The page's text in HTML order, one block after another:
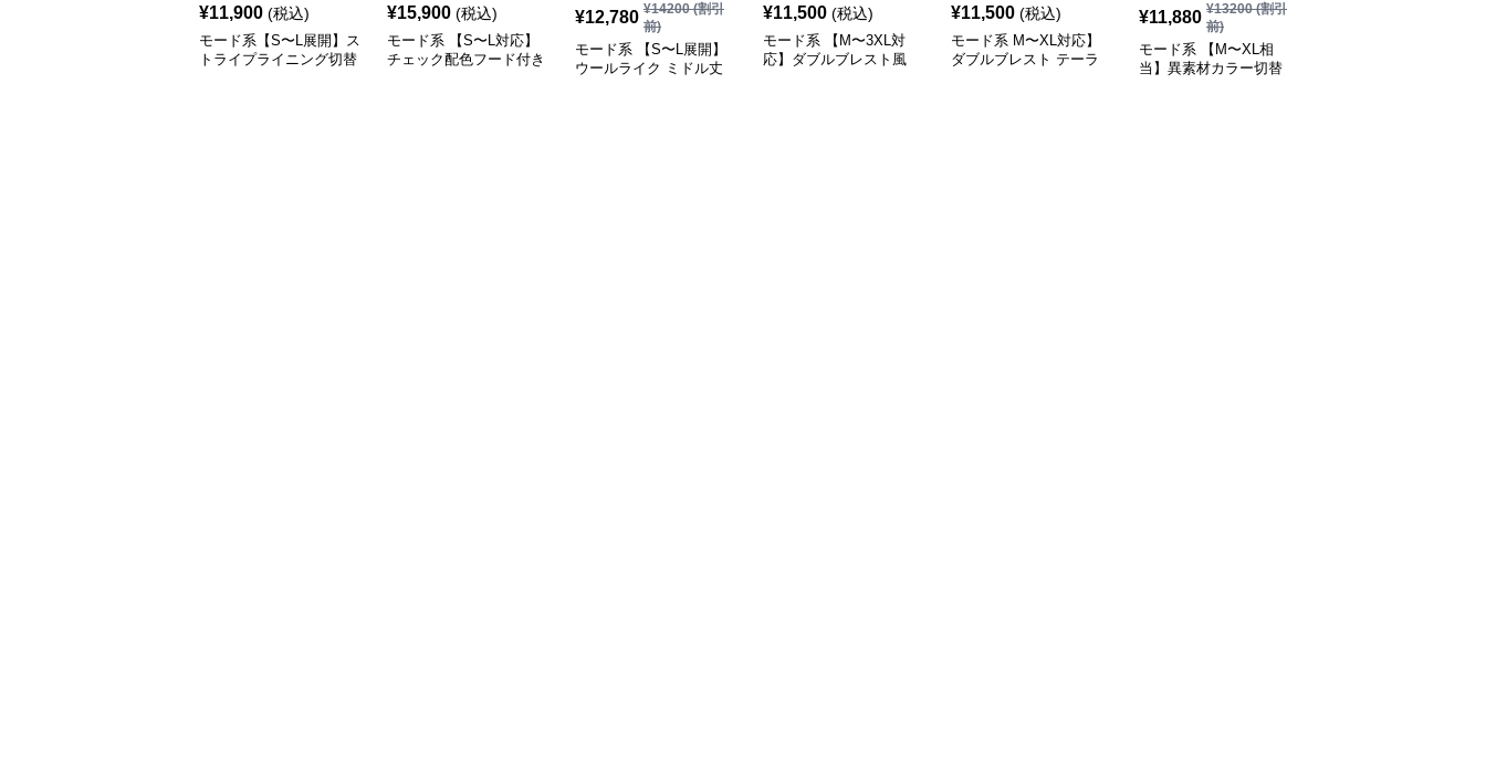
¥11,900 (税込)
モード系【S〜L展開】ス
トライプライニング切替
¥15,900 (税込)
モード系 【S〜L対応】
チェック配色フード付き
¥12,780 ¥14200(割引
前)
モード系 【S〜L展開】
ウールライク ミドル丈
¥11,500 (税込)
モード系 【M〜3XL対
応】ダブルブレスト風
¥11,500 (税込)
モード系 M〜XL対応】
ダブルブレスト テーラ
¥11,880 ¥13200(割引
前)
モード系 【M〜XL相
当】異素材カラー切替